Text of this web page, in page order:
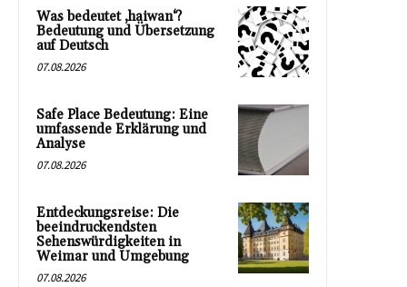
Was bedeutet ‚haiwan‘?
Bedeutung und Übersetzung
auf Deutsch
07.08.2026
Safe Place Bedeutung: Eine
umfassende Erklärung und
Analyse
07.08.2026
Entdeckungsreise: Die
beeindruckendsten
Sehenswürdigkeiten in
Weimar und Umgebung
07.08.2026